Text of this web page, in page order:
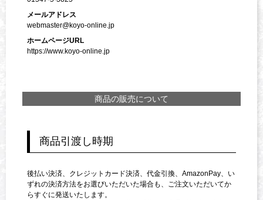
メールアドレス
webmaster@koyo-online.jp
ホームページURL
https://www.koyo-online.jp
商品の販売について
商品引渡し時期
後払い決済、クレジットカード決済、代金引換、AmazonPay、い
ずれの決済方法をお選びいただいた場合も、ご注文いただいてか
らすぐに発送いたします。